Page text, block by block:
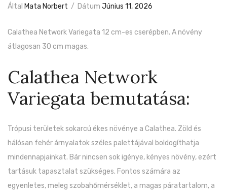
Által Mata Norbert / Dátum Június 11, 2026
Calathea Network Variegata 12 cm-es cserépben. A növény
átlagosan 30 cm magas.
Calathea Network
Variegata bemutatása:
Trópusi területek sokarcú ékes növénye a Calathea. Zöld és
hálósan fehér árnyalatok széles palettájával boldogíthatja
mindennapjainkat. Bár nincsen sok igénye, kényes növény, ezért
tartásuk tapasztalat szükséges. Fontos számára az
egyenletes, meleg szobahőmérséklet, a magas páratartalom, a